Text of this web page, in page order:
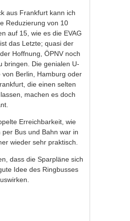
aus Frankfurt kann ich
Reduzierung von 10
auf 15, wie es die EVAG
das Letzte; quasi der
Hoffnung, ÖPNV noch
bringen. Die genialen U-
von Berlin, Hamburg oder
die einen selten
machen es doch
Erreichbarkeit, wie
per Bus und Bahn war in
wieder sehr praktisch.
dass die Sparpläne sich
Idee des Ringbusses